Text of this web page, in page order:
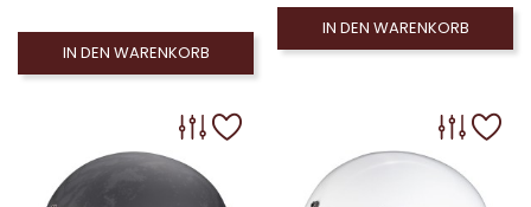
IN DEN WARENKORB
IN DEN WARENKORB